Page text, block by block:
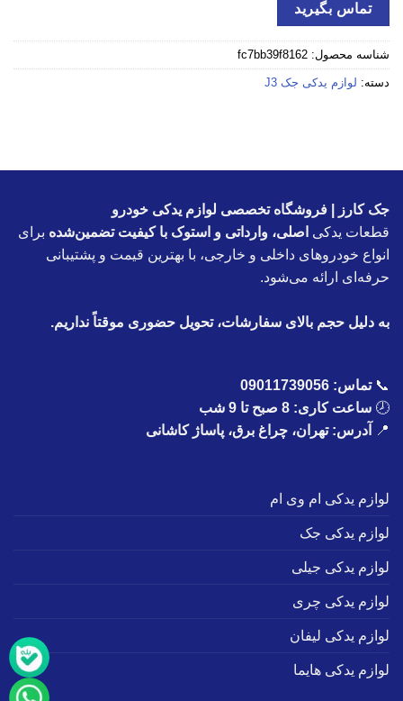
تماس بگیرید
شناسه محصول: fc7bb39f8162
دسته: لوازم یدکی جک J3
جک کارز | فروشگاه تخصصی لوازم یدکی خودرو
قطعات یدکی اصلی، وارداتی و استوک با کیفیت تضمین‌شده برای
انواع خودروهای داخلی و خارجی، با بهترین قیمت و پشتیبانی
حرفه‌ای ارائه می‌شود.
به دلیل حجم بالای سفارشات، تحویل حضوری موقتاً نداریم.
📞تماس: 09011739056
🕗 ساعت کاری: 8 صبح تا 9 شب
📍
آدرس: تهران، چراغ برق، پاساژ کاشانی
لوازم یدکی ام وی ام
لوازم یدکی جک
لوازم یدکی جیلی
لوازم یدکی چری
لوازم یدکی لیفان
لوازم یدکی هایما